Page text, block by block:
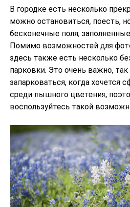
В городке есть несколько
можно остановиться, поесть,
бесконечные поля,
Помимо возможностей для
здесь также есть несколько
парковки. Это очень важно,
запарковаться, когда хочется
среди пышного цветения,
воспользуйтесь такой